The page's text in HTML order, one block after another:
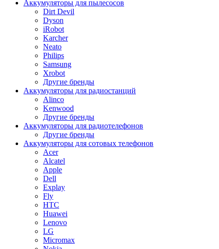
Аккумуляторы для пылесосов
Dirt Devil
Dyson
iRobot
Karcher
Neato
Philips
Samsung
Xrobot
Другие бренды
Аккумуляторы для радиостанций
Alinco
Kenwood
Другие бренды
Аккумуляторы для радиотелефонов
Другие бренды
Аккумуляторы для сотовых телефонов
Acer
Alcatel
Apple
Dell
Explay
Fly
HTC
Huawei
Lenovo
LG
Micromax